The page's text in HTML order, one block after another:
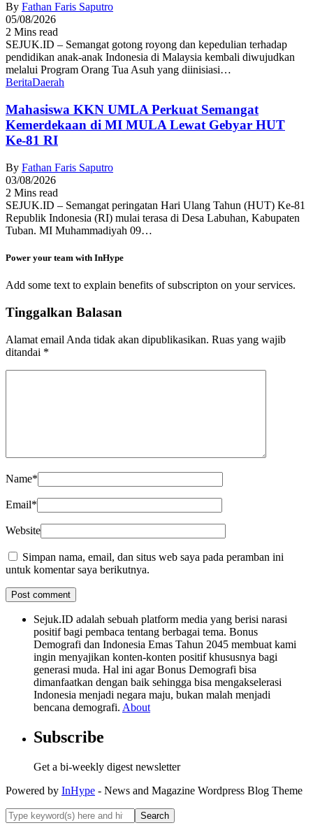
By Fathan Faris Saputro
05/08/2026
2 Mins read
SEJUK.ID – Semangat gotong royong dan kepedulian terhadap
pendidikan anak-anak Indonesia di Malaysia kembali diwujudkan
melalui Program Orang Tua Asuh yang diinisiasi…
BeritaDaerah
Mahasiswa KKN UMLA Perkuat Semangat
Kemerdekaan di MI MULA Lewat Gebyar HUT
Ke-81 RI
By Fathan Faris Saputro
03/08/2026
2 Mins read
SEJUK.ID – Semangat peringatan Hari Ulang Tahun (HUT) Ke-81
Republik Indonesia (RI) mulai terasa di Desa Labuhan, Kabupaten
Tuban. MI Muhammadiyah 09…
Power your team with InHype
Add some text to explain benefits of subscripton on your services.
Tinggalkan Balasan
Alamat email Anda tidak akan dipublikasikan. Ruas yang wajib
ditandai *
Name*
Email*
Website
Simpan nama, email, dan situs web saya pada peramban ini
untuk komentar saya berikutnya.
Sejuk.ID adalah sebuah platform media yang berisi narasi
positif bagi pembaca tentang berbagai tema. Bonus
Demografi dan Indonesia Emas Tahun 2045 membuat kami
ingin menyajikan konten-konten positif khususnya bagi
generasi muda. Hal ini agar Bonus Demografi bisa
dimanfaatkan dengan baik sehingga bisa mengakselerasi
Indonesia menjadi negara maju, bukan malah menjadi
bencana demografi. About
Subscribe
Get a bi-weekly digest newsletter
Powered by InHype - News and Magazine Wordpress Blog Theme